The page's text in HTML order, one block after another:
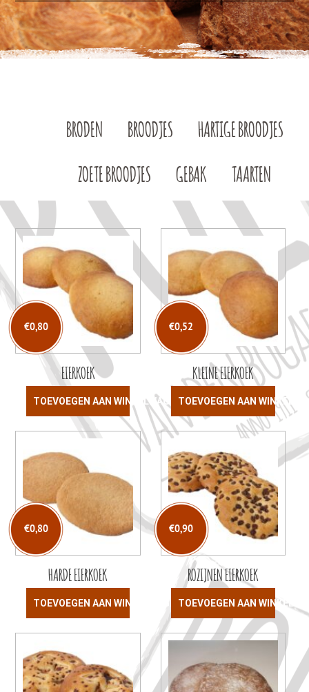
BRODEN BROODJES HARTIGE BROODJES
ZOETE BROODJES GEBAK TAARTEN
EIERKOEK
€0,80
TOEVOEGEN AAN WINKELWAGEN
KLEINE EIERKOEK
€0,52
TOEVOEGEN AAN
HARDE EIERKOEK
€0,80
TOEVOEGEN AAN WINKELWAGEN
ROZIJNEN EIERKOEK
€0,90
TOEVOEGEN AAN